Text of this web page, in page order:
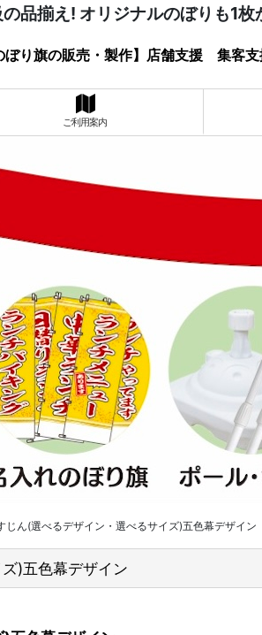
品揃え! オリジナルのぼりも1枚
ぼり旗の販売・製作】店舗支援 集客
ご利用案内
ん(選べるデザイン・選べるサイズ)五色幕デザイン
)五色幕デザイン